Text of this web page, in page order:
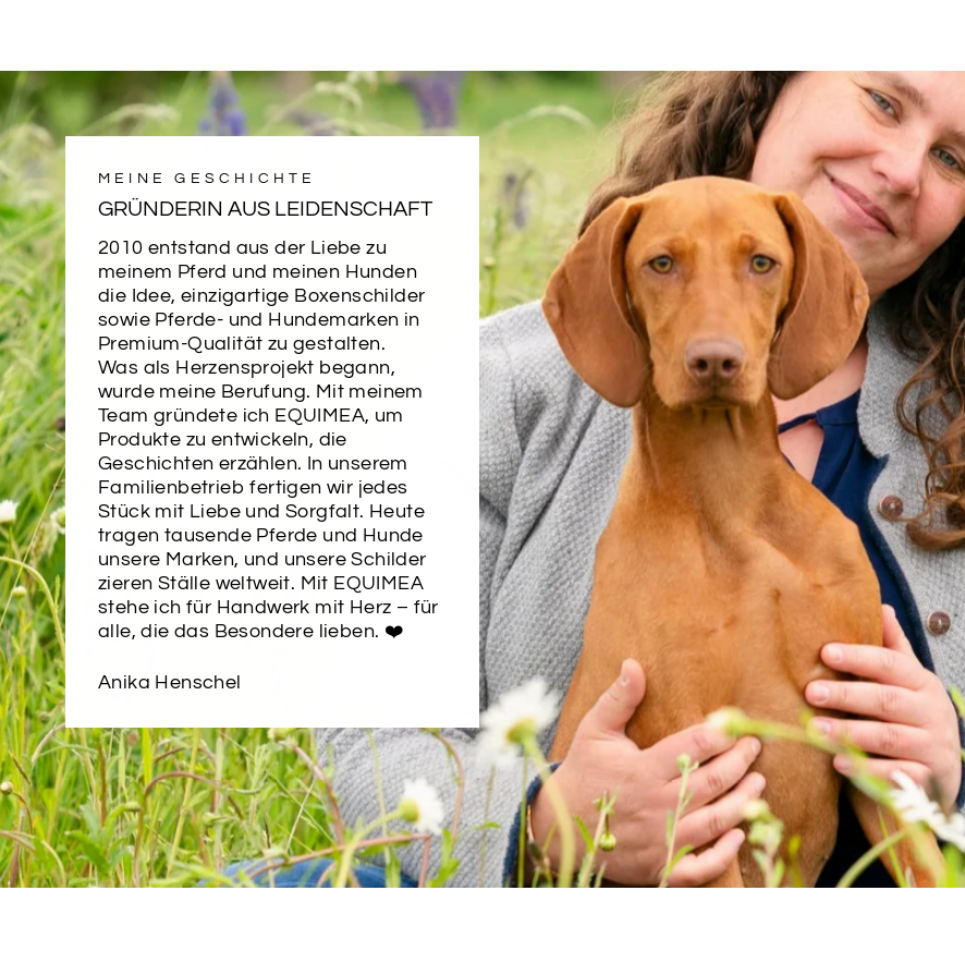
Name des Kindes
Hier kannst du den
Name des Kindes
Eckenrundung
Möchtest du
Eckenrundung
GERADE
ECKEN
Bohrlöcher
Bohrlöcher
Bohrlöcher
Sonderwünsche
Hier kannst du
Sonderwünsche
MEINE GESCHICHTE
GRÜNDERIN AUS LEIDENSCHAFT
2010 entstand aus der Liebe zu
meinem Pferd und meinen Hunden
die Idee, einzigartige Boxenschilder
sowie Pferde- und Hundemarken in
Premium-Qualität zu gestalten.
Was als Herzensprojekt begann,
wurde meine Berufung. Mit meinem
Team gründete ich EQUIMEA, um
Produkte zu entwickeln, die
Geschichten erzählen. In unserem
Familienbetrieb fertigen wir jedes
Stück mit Liebe und Sorgfalt. Heute
tragen tausende Pferde und Hunde
unsere Marken, und unsere Schilder
zieren Ställe weltweit. Mit EQUIMEA
stehe ich für Handwerk mit Herz – für
alle, die das Besondere lieben. ❤️
Anika Henschel